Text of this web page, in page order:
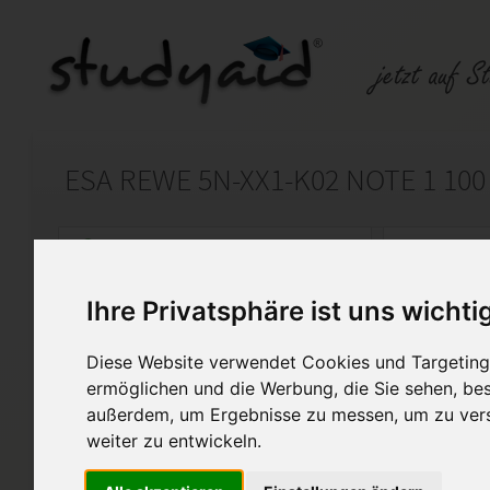
Ihre Privatsphäre ist uns
Diese Website verwendet Cookies und
ermöglichen und die Werbung, die Sie sehen,
außerdem, um Ergebnisse zu messen, um zu
weiter zu entwickeln.
ESA REWE 5N-XX1-K02 NOTE 1
Auf StudyAid.de verkaufen
Startseite Rechnungswesen
Praxiswissen Recht Sachenrecht,
Die von mir erarbeitete
1 bewertet und erhielt 100